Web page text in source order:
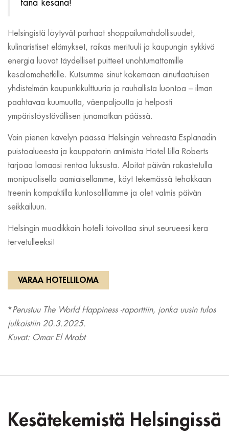
tänä kesänä!
Helsingistä löytyvät parhaat shoppailumahdollisuudet,
kulinaristiset elämykset, raikas merituuli ja kaupungin sykkivä
energia luovat täydelliset puitteet unohtumattomille
kesälomahetkille. Kutsumme sinut kokemaan ainutlaatuisen
yhdistelmän kaupunkikulttuuria ja rauhallista luontoa – ilman
paahtavaa kuumuutta, väenpaljoutta ja helposti
ympäristöystävällisen junamatkan päässä.
Vain pienen kävelyn päässä Helsingin vehreästä Esplanadin
puistoalueesta ja kauppatorin antimista Hotel Lilla Roberts
tarjoaa lomaasi rentoa luksusta. Aloitat päivän rakastetulla
monipuolisella aamiaisellamme, käyt tekemässä tehokkaan
treenin kompaktilla kuntosalillamme ja olet valmis päivän
seikkailuun.
Helsingin muodikkain hotelli toivottaa sinut seurueesi kera
tervetulleeksi!
VARAA HOTELLILOMA
*Perustuu The World Happiness -raporttiin, jonka uusin tulos
julkaistiin 20.3.2025.
Kuvat: Omar El Mrabt
Kesätekemistä Helsingissä